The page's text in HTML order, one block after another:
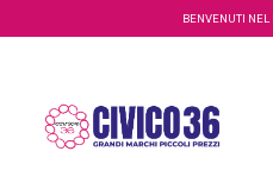
Salta al contenuto principale
BENVENUTI NEL